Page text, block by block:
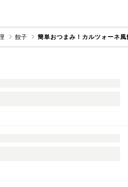
餃子 簡単おつまみ！カルツォーネ風